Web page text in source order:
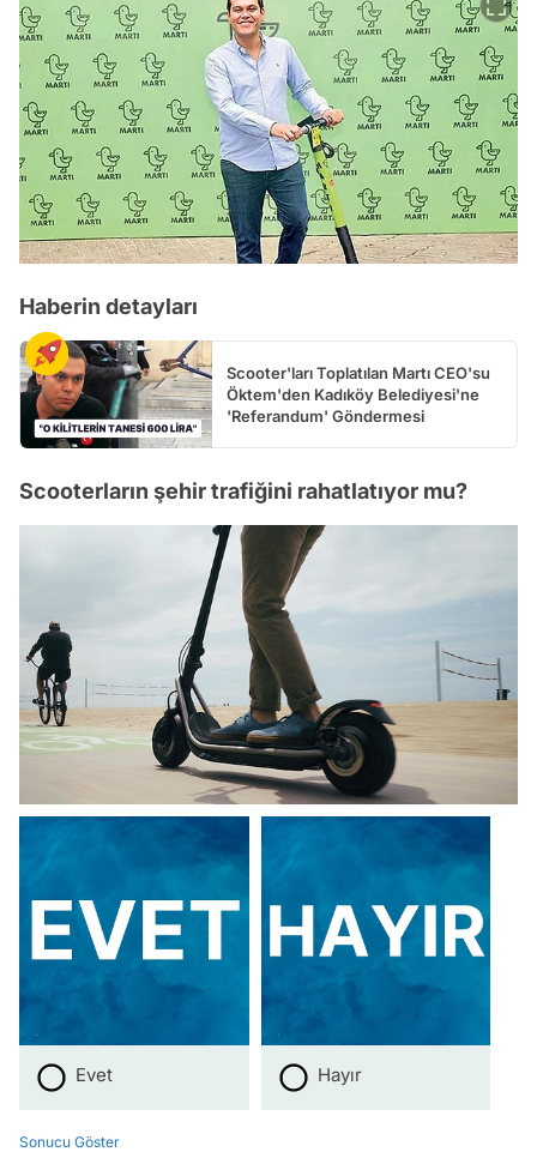
Haberin detayları
Scooter'ları Toplatılan Martı CEO'su
Öktem'den Kadıköy Belediyesi'ne
'Referandum' Göndermesi
Scooterların şehir trafiğini rahatlatıyor mu?
Evet Hayır
Sonucu Göster